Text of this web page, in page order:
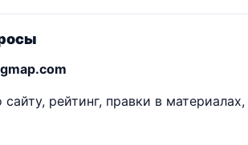
рейтинг, правки в